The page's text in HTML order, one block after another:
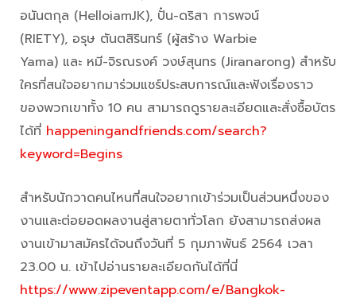
อนันตกุล (HelloiamJK), ปั๋น-ดริสา การพจน์
(RIETY), อรุษ ตันตสิรินทร์ (ผู้สร้าง Warbie
Yama) และ หมี-จิรณรงค์ วงษ์สุนทร (Jiranarong) สำหรับ
ใครที่สนใจอยากมาร่วมแชร์ประสบการณ์และฟังเรื่องราว
ของพวกเขาทั้ง 10 คน สามารถดูรายละเอียดและสั่งซื้อบัตร
ได้ที่ happeningandfriends.com/search?
keyword=Begins
สำหรับนักวาดคนไหนที่สนใจอยากเข้าร่วมเป็นส่วนหนึ่งของ
งานและต่อยอดผลงานสู่สายตาทั่วโลก ยังสามารถส่งผล
งานเข้ามาสมัครได้จนถึงวันที่ 5 กุมภาพันธ์ 2564 เวลา
23.00 น. เข้าไปอ่านรายละเอียดกันได้ที่นี่
https://www.zipeventapp.com/e/Bangkok-